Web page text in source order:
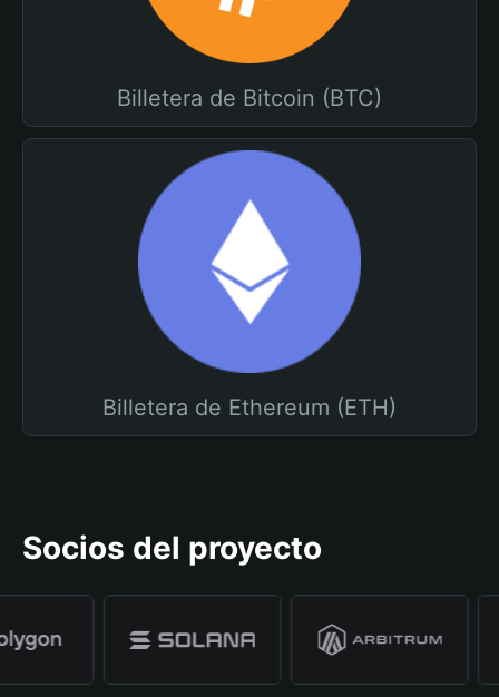
Billetera de Bitcoin (BTC)
Billetera de Ethereum (ETH)
Socios del proyecto